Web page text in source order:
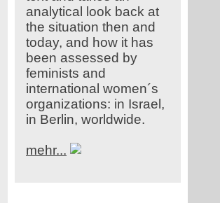
analytical look back at
the situation then and
today, and how it has
been assessed by
feminists and
international women´s
organizations: in Israel,
in Berlin, worldwide.
mehr...